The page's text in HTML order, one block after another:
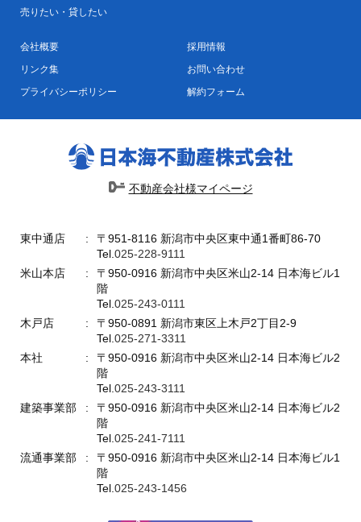
売りたい・貸したい
会社概要
リンク集
プライバシーポリシー
採用情報
お問い合わせ
解約フォーム
不動産会社様マイページ
東中通店
〒951-8116 新潟市中央区東中通1番町86-70
Tel.025-228-9111
米山本店
〒950-0916 新潟市中央区米山2-14 日本海ビル1
階
Tel.025-243-0111
木戸店
〒950-0891 新潟市東区上木戸2丁目2-9
Tel.025-271-3311
本社
〒950-0916 新潟市中央区米山2-14 日本海ビル2
階
Tel.025-243-3111
建築事業部
〒950-0916 新潟市中央区米山2-14 日本海ビル2
階
Tel.025-241-7111
流通事業部
〒950-0916 新潟市中央区米山2-14 日本海ビル1
階
Tel.025-243-1456